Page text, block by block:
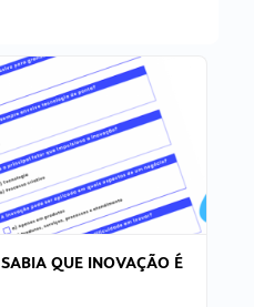
QUE INOVAÇÃO É